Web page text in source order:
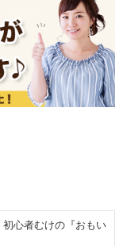
心者むけの『おもい